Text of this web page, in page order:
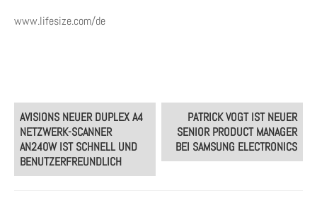
www.lifesize.com/de
Post
navigation
AVISIONS NEUER DUPLEX A4
NETZWERK-SCANNER
AN240W IST SCHNELL UND
BENUTZERFREUNDLICH
PATRICK VOGT IST NEUER
SENIOR PRODUCT MANAGER
BEI SAMSUNG ELECTRONICS